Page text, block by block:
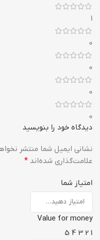
1
0
0
0
0
دیدگاه خود را بنویسید
نشانی ایمیل شما منتشر
علامت‌گذاری شده‌اند *
امتیاز شما
Value for money
1
2
3
4
5